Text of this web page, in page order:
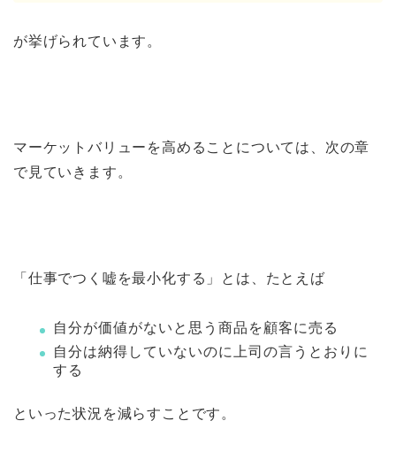
が挙げられています。
マーケットバリューを高めることについては、次の章
で見ていきます。
「仕事でつく嘘を最小化する」とは、たとえば
自分が価値がないと思う商品を顧客に売る
自分は納得していないのに上司の言うとおりに
する
といった状況を減らすことです。